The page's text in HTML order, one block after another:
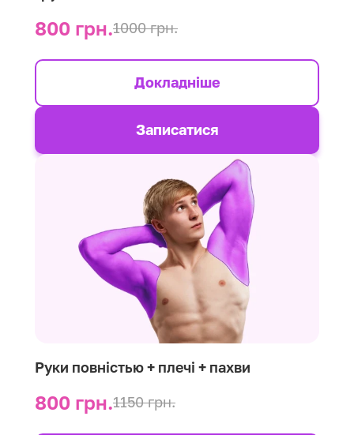
800 грн.1000 грн.
Докладніше
Записатися
Руки повністью + плечі + пахви
800 грн.1150 грн.